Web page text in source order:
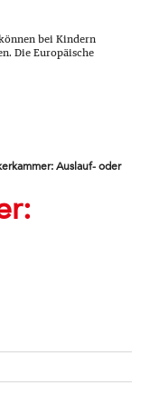
bei Kindern
Die Europäische